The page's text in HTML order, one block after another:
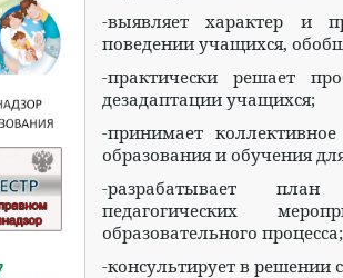
-выявляет характер и
поведении учащихся,
-практически решает
дезадаптации учащихся;
-принимает
образования и обучения
-разрабатывает план
педагогических
образовательного процесса;
-консультирует в